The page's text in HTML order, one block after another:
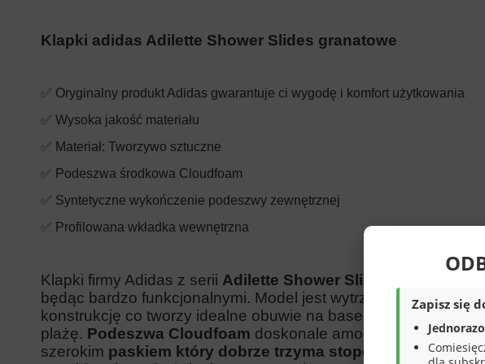
Klapki adidas Adilette Shower Slides granatowe
✅ Oryginalny produkt Adidas gwarantuje ci wygodę i komfort użytkowania
✅ Wysoka jakość materiału
✅ Materiał: Tworzywo sztuczne
✅ Podeszwa środkowa Cloudfoam
✅ Syntetyczne wykończenie podeszwy zewnętrznej
✅ Profilowana wkładka wewnętrzna
Klapki firmy Adidas z serii Adilette Shower Slides
będąc bardzo funkcjonalnymi. Model jest wytrzymały posiada
konstrukcję co tworzy idealne obuwie na basen, pod prysznic
plażę. Podeszwa Cloudfoam doskonale amortyzuje, w
szerokim paskiem który dobrze trzyma stopę
tworzą idealne
Zapisz się